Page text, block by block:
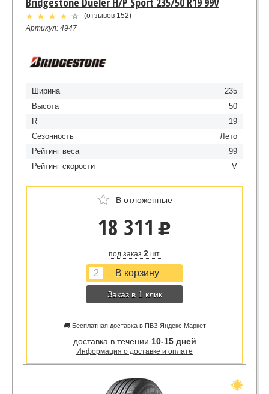
(отзывов 152)
Артикул: 4947
Ширина
235
Высота
50
R
19
Сезонность
Лето
Рейтинг веса
99
Рейтинг скорости
V
В отложенные
18 311 u
под заказ 2шт.
Заказ в 1 клик
🚚 Бесплатная доставка в ПВЗ Яндекс Маркет
доставка в течении 10-15 дней
Информация о доставке и оплате